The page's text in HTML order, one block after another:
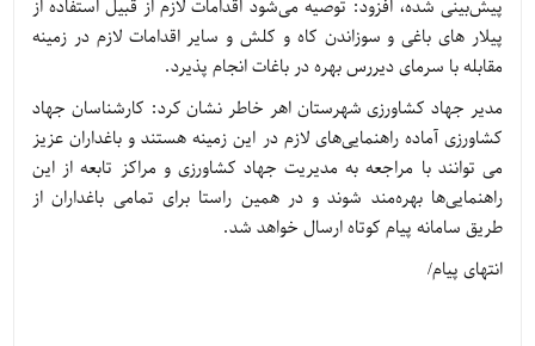
پیش‌بینی شده، افزود: توصیه می‌شود اقدامات لازم از قبیل استفاده از
پیلار های باغی و سوزاندن کاه و کلش و سایر اقدامات لازم در زمینه
مقابله با سرمای دیررس بهره در باغات انجام پذیرد.
مدیر جهاد کشاورزی شهرستان اهر خاطر نشان کرد: کارشناسان جهاد
کشاورزی آماده راهنمایی‌های لازم در این زمینه هستند و باغداران عزیز
می توانند با مراجعه به مدیریت جهاد کشاورزی و مراکز تابعه از این
راهنمایی‌ها بهره‌مند شوند و در همین راستا برای تمامی باغداران از
طریق سامانه پیام کوتاه ارسال خواهد شد.
انتهای پیام/